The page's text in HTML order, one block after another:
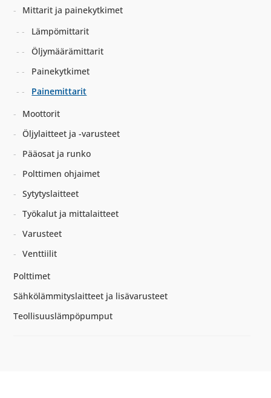
Mittarit ja painekytkimet
Lämpömittarit
Öljymäärämittarit
Painekytkimet
Painemittarit
Moottorit
Öljylaitteet ja -varusteet
Pääosat ja runko
Polttimen ohjaimet
Sytytyslaitteet
Työkalut ja mittalaitteet
Varusteet
Venttiilit
Polttimet
Sähkölämmityslaitteet ja lisävarusteet
Teollisuuslämpöpumput